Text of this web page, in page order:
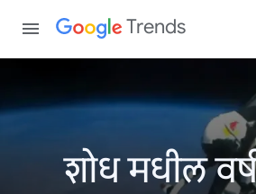
Trends
शोध मधील